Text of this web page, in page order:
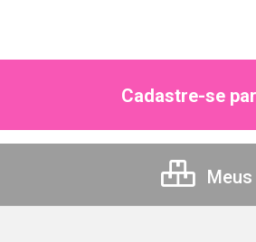
Cadastre-se